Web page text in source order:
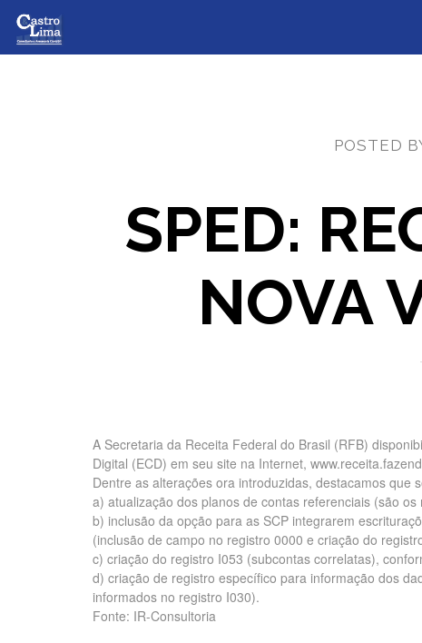
POSTED
SPED:
NOVA
A Secretaria da Receita Federal do Brasil (RFB)
Digital (ECD) em seu site na Internet,
Dentre as alterações ora introduzidas, destacamos que
a) atualização dos planos de contas referenciais (são
b) inclusão da opção para as SCP integrarem
(inclusão de campo no registro 0000 e criação do
c) criação do registro I053 (subcontas correlatas),
d) criação de registro específico para informação dos
informados no registro I030).
Fonte: IR-Consultoria